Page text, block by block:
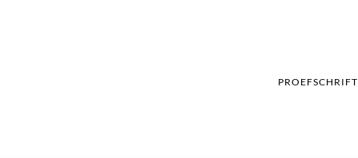
PROEFSCHRIFT